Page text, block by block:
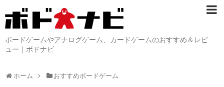
ボードゲームやアナログゲーム、カードゲームのおすすめ＆レビ
ュー｜ボドナビ
ホーム おすすめボードゲーム